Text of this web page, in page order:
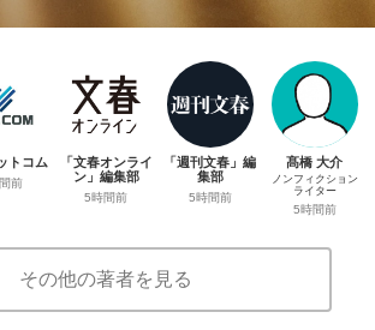
トコム
前
「文春オンライ
ン」編集部
5時間前
「週刊文春」編
集部
5時間前
髙橋 大介
ノンフィクション
ライター
5時間前
その他の著者を見る